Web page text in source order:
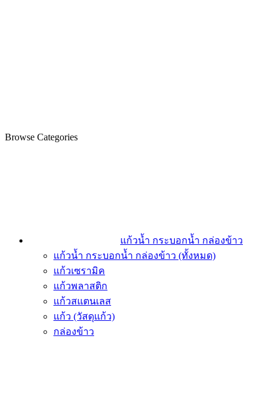
Browse Categories
แก้วน้ำ กระบอกน้ำ กล่องข้าว
แก้วน้ำ กระบอกน้ำ กล่องข้าว (ทั้งหมด)
แก้วเซรามิค
แก้วพลาสติก
แก้วสแตนเลส
แก้ว (วัสดุแก้ว)
กล่องข้าว